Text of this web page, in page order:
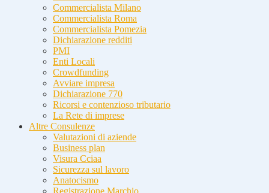
Commercialista Milano
Commercialista Roma
Commercialista Pomezia
Dichiarazione redditi
PMI
Enti Locali
Crowdfunding
Avviare impresa
Dichiarazione 770
Ricorsi e contenzioso tributario
La Rete di imprese
Altre Consulenze
Valutazioni di aziende
Business plan
Visura Cciaa
Sicurezza sul lavoro
Anatocismo
Registrazione Marchio